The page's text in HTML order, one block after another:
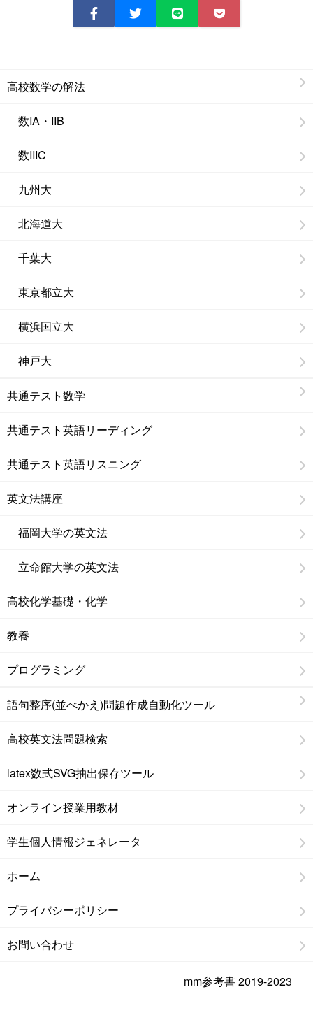
高校数学の解法
数IA・IIB
数IIIC
九州大
北海道大
千葉大
東京都立大
横浜国立大
神戸大
共通テスト数学
共通テスト英語リーディング
共通テスト英語リスニング
英文法講座
福岡大学の英文法
立命館大学の英文法
高校化学基礎・化学
教養
プログラミング
語句整序(並べかえ)問題作成自動化ツール
高校英文法問題検索
latex数式SVG抽出保存ツール
オンライン授業用教材
学生個人情報ジェネレータ
ホーム
プライバシーポリシー
お問い合わせ
mm参考書 2019-2023